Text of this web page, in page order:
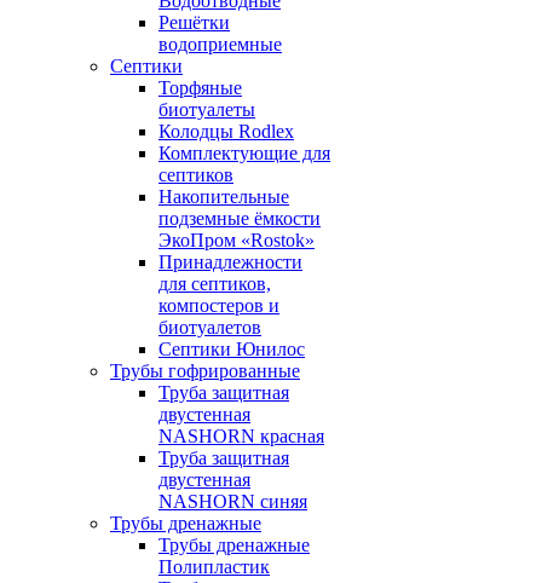
Решётки
водоприемные
Септики
Торфяные
биотуалеты
Колодцы Rodlex
Комплектующие для
септиков
Накопительные
подземные ёмкости
ЭкоПром «Rostok»
Принадлежности
для септиков,
компостеров и
биотуалетов
Септики Юнилос
Трубы гофрированные
Труба защитная
двустенная
NASHORN красная
Труба защитная
двустенная
NASHORN синяя
Трубы дренажные
Трубы дренажные
Полипластик